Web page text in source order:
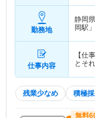
勤務地
静岡
岡駅
仕事内容
【仕
とそ
残業少なめ 積極